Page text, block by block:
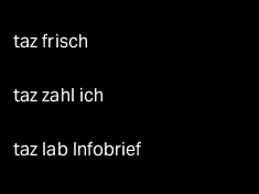
taz frisch
taz zahl ich
taz lab Infobrief